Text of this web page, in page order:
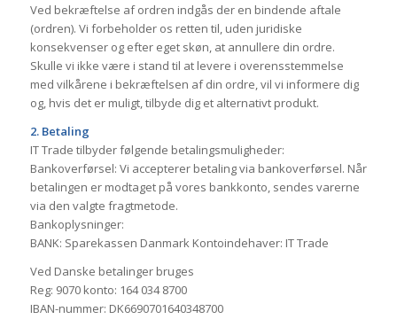
Ved bekræftelse af ordren indgås der en bindende aftale
(ordren). Vi forbeholder os retten til, uden juridiske
konsekvenser og efter eget skøn, at annullere din ordre.
Skulle vi ikke være i stand til at levere i overensstemmelse
med vilkårene i bekræftelsen af din ordre, vil vi informere dig
og, hvis det er muligt, tilbyde dig et alternativt produkt.
2. Betaling
IT Trade tilbyder følgende betalingsmuligheder:
Bankoverførsel: Vi accepterer betaling via bankoverførsel. Når
betalingen er modtaget på vores bankkonto, sendes varerne
via den valgte fragtmetode.
Bankoplysninger:
BANK: Sparekassen Danmark Kontoindehaver: IT Trade
Ved Danske betalinger bruges
Reg: 9070 konto: 164 034 8700
IBAN-nummer: DK6690701640348700